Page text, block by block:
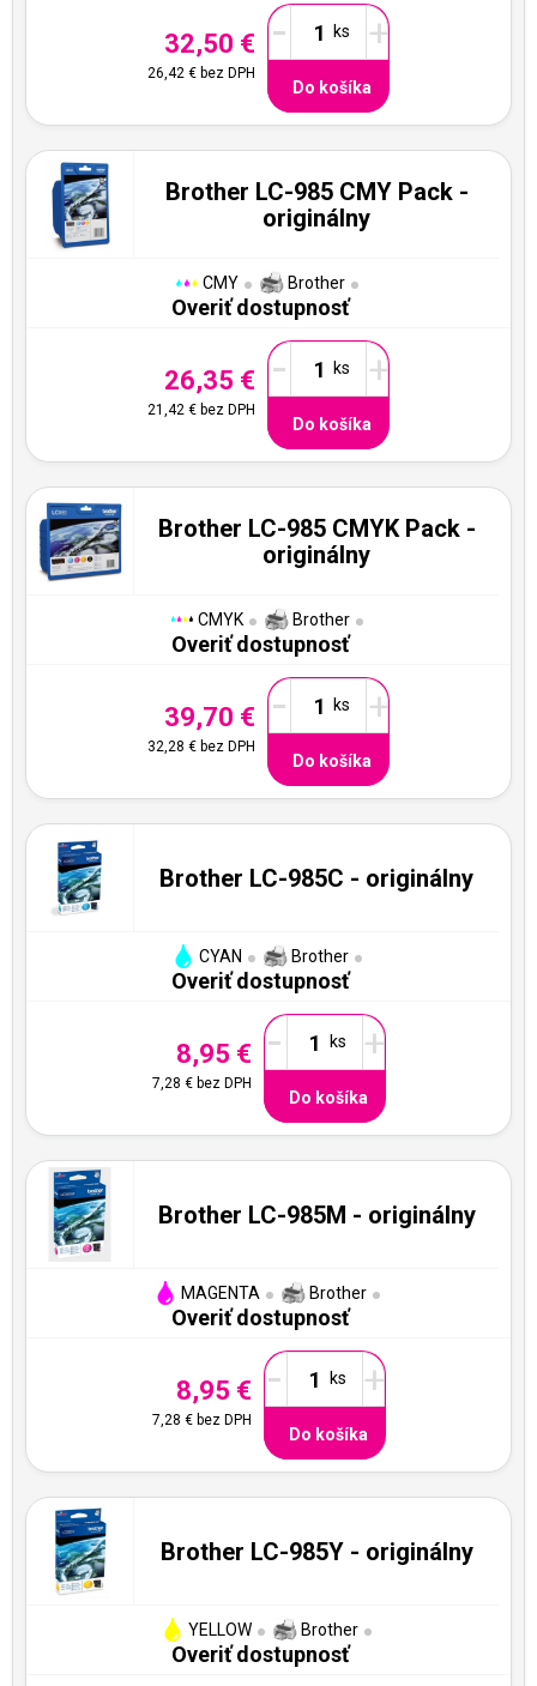
32,50 €
26,42 € bez DPH
- +
Do košíka
Brother LC-985 CMY Pack -
originálny
CMY Brother
Overiť dostupnosť
26,35 €
21,42 € bez DPH
- +
Do košíka
Brother LC-985 CMYK Pack -
originálny
CMYK Brother
Overiť dostupnosť
39,70 €
32,28 € bez DPH
- +
Do košíka
Brother LC-985C - originálny
CYAN Brother
Overiť dostupnosť
8,95 €
7,28 €bez DPH
- +
Do košíka
Brother LC-985M - originálny
MAGENTA Brother
Overiť dostupnosť
8,95 €
7,28 €bez DPH
- +
Do košíka
Brother LC-985Y - originálny
YELLOW Brother
Overiť dostupnosť